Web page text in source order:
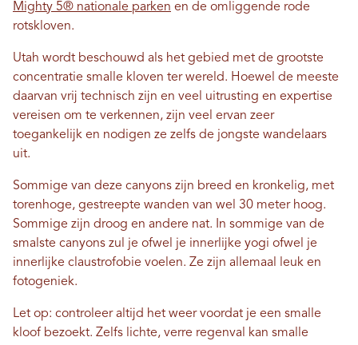
Mighty 5® nationale parken en de omliggende rode
rotskloven.
Utah wordt beschouwd als het gebied met de grootste
concentratie smalle kloven ter wereld. Hoewel de meeste
daarvan vrij technisch zijn en veel uitrusting en expertise
vereisen om te verkennen, zijn veel ervan zeer
toegankelijk en nodigen ze zelfs de jongste wandelaars
uit.
Sommige van deze canyons zijn breed en kronkelig, met
torenhoge, gestreepte wanden van wel 30 meter hoog.
Sommige zijn droog en andere nat. In sommige van de
smalste canyons zul je ofwel je innerlijke yogi ofwel je
innerlijke claustrofobie voelen. Ze zijn allemaal leuk en
fotogeniek.
Let op: controleer altijd het weer voordat je een smalle
kloof bezoekt. Zelfs lichte, verre regenval kan smalle